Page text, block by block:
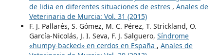
de lidia en diferentes situaciones de estres , Anales de
Veterinaria de Murcia: Vol. 31 (2015)
F. J. Pallarés, S. Gómez, M. C. Pérez, T. Strickland, O.
García-Nicolás, J. I. Seva, F. J. Salguero, Síndrome
«humpy-backed» en cerdos en España , Anales de